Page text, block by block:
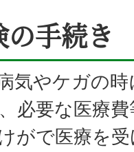
手続き
気やケガの
必要な医療
がで医療を